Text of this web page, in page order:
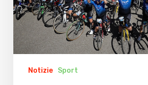
Team
per
il
sabato
NoveNotizie Sport